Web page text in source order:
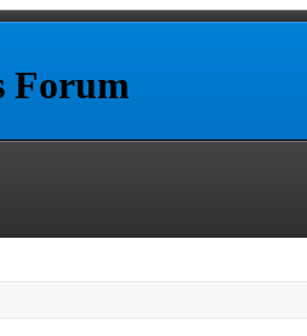
Forum